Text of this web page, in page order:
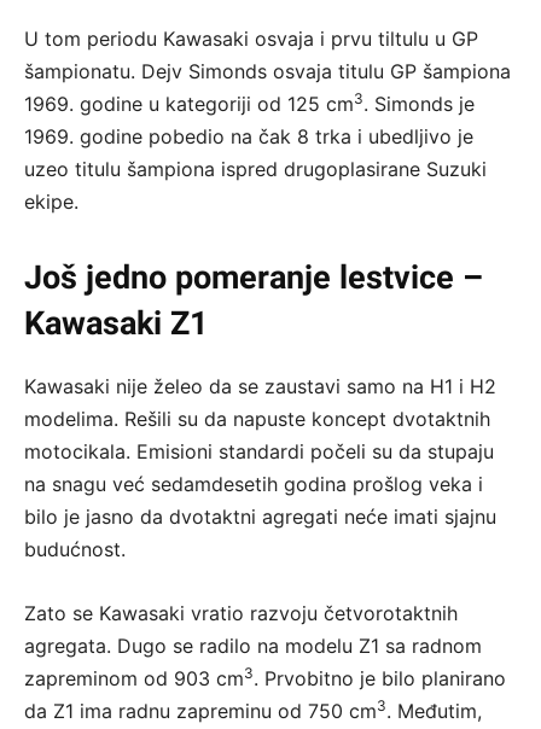
U tom periodu Kawasaki osvaja i prvu tiltulu u GP
šampionatu. Dejv Simonds osvaja titulu GP šampiona
1969. godine u kategoriji od 125 cm3. Simonds je
1969. godine pobedio na čak 8 trka i ubedljivo je
uzeo titulu šampiona ispred drugoplasirane Suzuki
ekipe.
Još jedno pomeranje lestvice –
Kawasaki Z1
Kawasaki nije želeo da se zaustavi samo na H1 i H2
modelima. Rešili su da napuste koncept dvotaktnih
motocikala. Emisioni standardi počeli su da stupaju
na snagu već sedamdesetih godina prošlog veka i
bilo je jasno da dvotaktni agregati neće imati sjajnu
budućnost.
Zato se Kawasaki vratio razvoju četvorotaktnih
agregata. Dugo se radilo na modelu Z1 sa radnom
zapreminom od 903 cm3. Prvobitno je bilo planirano
da Z1 ima radnu zapreminu od 750 cm3. Međutim,